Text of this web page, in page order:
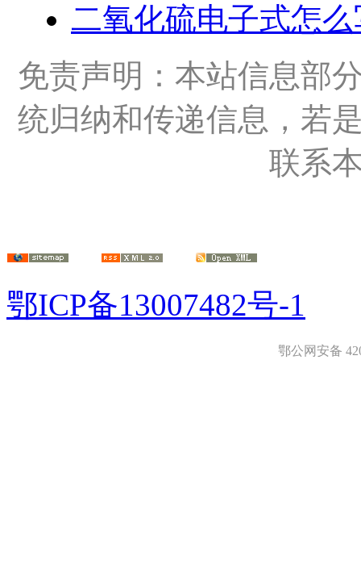
二氧化硫电子式怎
免责声明：本站信息部
统归纳和传递信息，若
联系
鄂ICP备13007482号-1
鄂公网安备